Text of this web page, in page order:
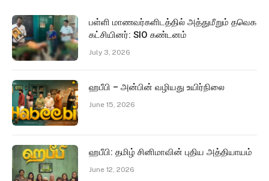
பள்ளி மாணவர்களிடத்தில் அத்துமீறும் தவெக
கட்சியினர்: SIO கண்டனம்
July 3, 2026
ஹபீபி – அன்பின் வழியது உயிர்நிலை
June 15, 2026
ஹபீபி: தமிழ் சினிமாவின் புதிய அத்தியாயம்
June 12, 2026